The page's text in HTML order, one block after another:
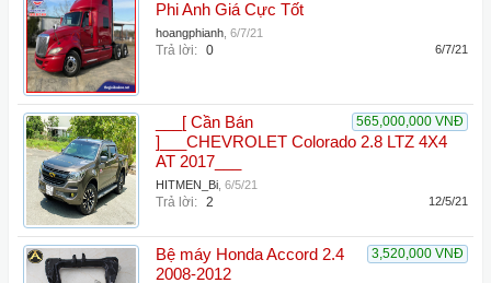
Phi Anh Giá Cực Tốt
hoangphianh 6/7/21
Trả lời: 0 6/7/21
565,000,000 VNĐ
___[ Cần Bán
]___CHEVROLET Colorado 2.8 LTZ 4X4
AT 2017___
HITMEN_Bi 6/5/21
Trả lời: 2 12/5/21
3,520,000 VNĐ
Bệ máy Honda Accord 2.4
2008-2012